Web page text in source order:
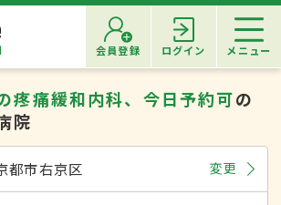
会員登録 ログイン メニュー
疼痛緩和内科、今日予約可の
院
都市右京区 変更